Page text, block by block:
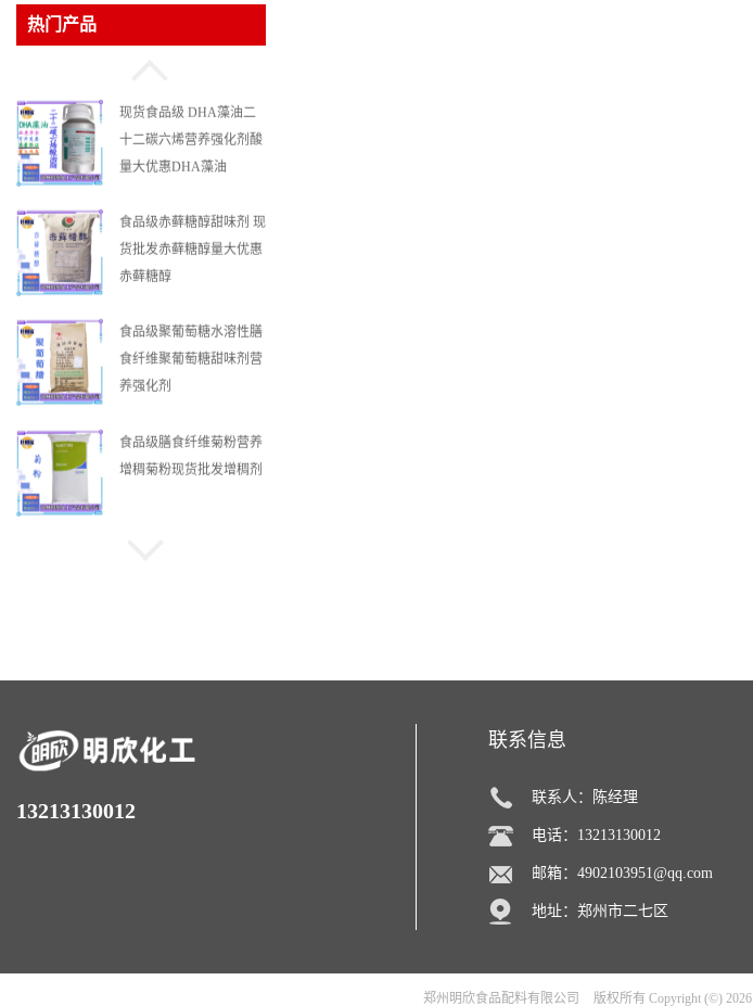
热门产品
十二碳六烯营养强化剂酸
食品级赤藓糖醇甜味剂 现
货批发赤藓糖醇量大优惠
食品级聚葡萄糖水溶性膳
食纤维聚葡萄糖甜味剂营
食品级膳食纤维菊粉营养
增稠菊粉现货批发增稠剂
食品级结晶果糖现货批发
食品级甜味剂安赛蜜现货
发纽甜量大从优纽甜
13213130012
联系信息
联系人：陈经理
电话：13213130012
邮箱： 4902103951@qq.com
地址：郑州市二七区
郑州明欣食品配料有限公司 版权所有 Copyright (©) 2026